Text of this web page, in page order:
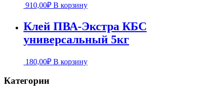
910,00₽ В корзину
Клей ПВА-Экстра КБС
универсальный 5кг
180,00₽ В корзину
Категории